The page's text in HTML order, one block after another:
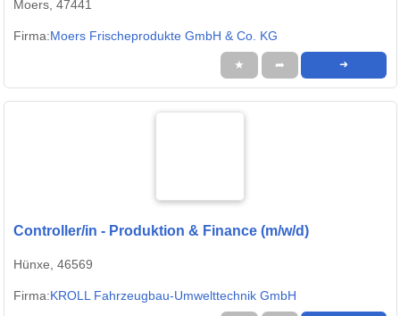
Moers, 47441
Firma:Moers Frischeprodukte GmbH & Co. KG
★ ➦ ➜
Controller/in - Produktion & Finance (m/w/d)
Hünxe, 46569
Firma:KROLL Fahrzeugbau-Umwelttechnik GmbH